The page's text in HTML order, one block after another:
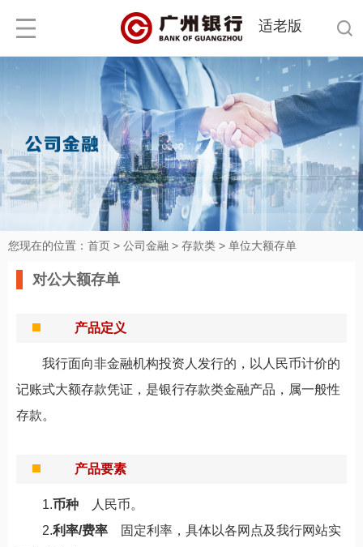
适老版
您现在的位置： 首页 > 公司金融 > 存款类 > 单位大额存单
对公大额存单
产品定义
我行面向非金融机构投资人发行的，以人民币计价的
记账式大额存款凭证，是银行存款类金融产品，属一般性
存款。
产品要素
1.币种
人民币。
2.利率/费率
固定利率，具体以各网点及我行网站实